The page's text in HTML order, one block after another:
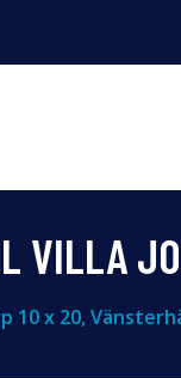
VILLA
10 x 20,